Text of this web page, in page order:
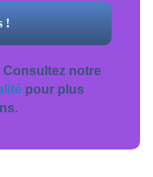
Consultez notre
pour plus